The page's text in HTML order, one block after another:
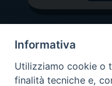
Informativa
Utilizziamo cookie o
finalità tecniche e,